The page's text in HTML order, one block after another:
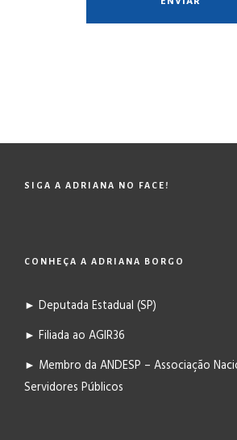
SIGA A ADRIANA NO FACE!
CONHEÇA A ADRIANA BORGO
► Deputada Estadual (SP)
► Filiada ao AGIR36
► Membro da ANDESP – Associação
Servidores Públicos